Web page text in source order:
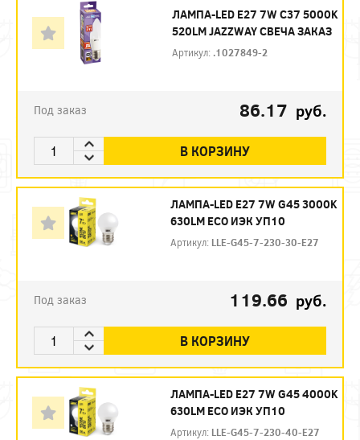
ЛАМПА-LED E27 7W C37 5000K
520LM JAZZWAY СВЕЧА ЗАКАЗ
Артикул: .1027849-2
Под заказ 86.17 руб.
В КОРЗИНУ
ЛАМПА-LED E27 7W G45 3000K
630LM ECO ИЭК УП10
Артикул: LLE-G45-7-230-30-E27
Под заказ 119.66 руб.
В КОРЗИНУ
ЛАМПА-LED E27 7W G45 4000K
630LM ECO ИЭК УП10
Артикул: LLE-G45-7-230-40-E27